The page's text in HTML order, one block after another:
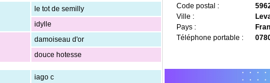
le tot de semilly
idylle
damoiseau d'or
douce hotesse
iago c
Code postal :
Ville :
Pays :
Téléphone portable :